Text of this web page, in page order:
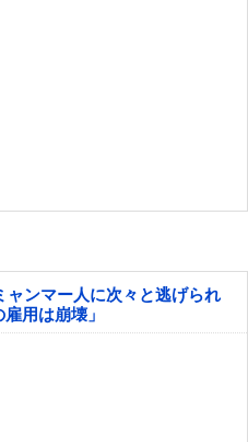
ャンマー人に次々と逃げられ
用は崩壊」